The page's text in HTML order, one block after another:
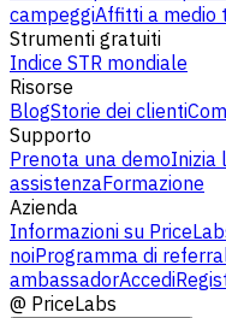
campeggiAffitti a medio
Strumenti gratuiti
Indice STR mondiale
Risorse
BlogStorie dei clienti
Supporto
Prenota una demoInizia
assistenzaFormazione
Azienda
Informazioni su
noiProgramma di
ambassadorAccedi
@ PriceLabs